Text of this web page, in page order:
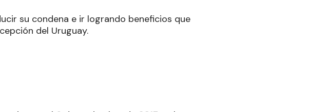
su condena e ir logrando beneficios que
del Uruguay.